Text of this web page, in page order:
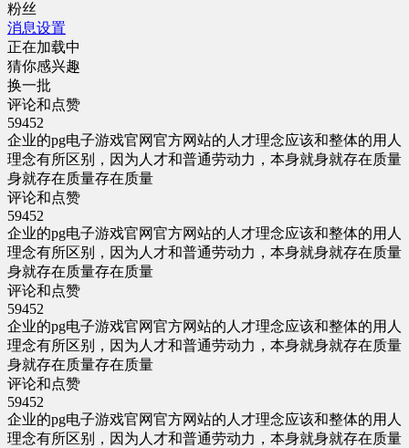
粉丝
消息设置
正在加载中
猜你感兴趣
换一批
评论和点赞
59452
企业的pg电子游戏官网官方网站的人才理念应该和整体的用人
理念有所区别，因为人才和普通劳动力，本身就身就存在质量
身就存在质量存在质量
评论和点赞
59452
企业的pg电子游戏官网官方网站的人才理念应该和整体的用人
理念有所区别，因为人才和普通劳动力，本身就身就存在质量
身就存在质量存在质量
评论和点赞
59452
企业的pg电子游戏官网官方网站的人才理念应该和整体的用人
理念有所区别，因为人才和普通劳动力，本身就身就存在质量
身就存在质量存在质量
评论和点赞
59452
企业的pg电子游戏官网官方网站的人才理念应该和整体的用人
理念有所区别，因为人才和普通劳动力，本身就身就存在质量